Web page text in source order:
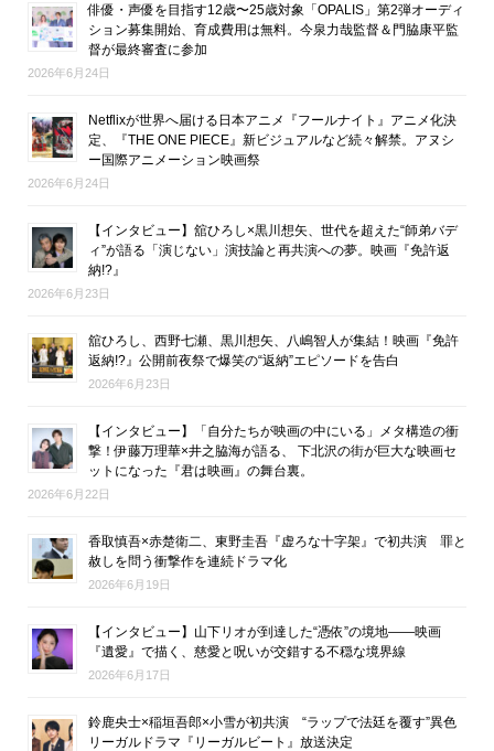
俳優・声優を目指す12歳〜25歳対象「OPALIS」第2弾オーディ
ション募集開始、育成費用は無料。今泉力哉監督＆門脇康平監
督が最終審査に参加
2026年6月24日
Netflixが世界へ届ける日本アニメ『フールナイト』アニメ化決
定、『THE ONE PIECE』新ビジュアルなど続々解禁。アヌシ
ー国際アニメーション映画祭
2026年6月24日
【インタビュー】舘ひろし×黒川想矢、世代を超えた“師弟バデ
ィ”が語る「演じない」演技論と再共演への夢。映画『免許返
納!?』
2026年6月23日
舘ひろし、西野七瀬、黒川想矢、八嶋智人が集結！映画『免許
返納!?』公開前夜祭で爆笑の“返納”エピソードを告白
2026年6月23日
【インタビュー】「自分たちが映画の中にいる」メタ構造の衝
撃！伊藤万理華×井之脇海が語る、 下北沢の街が巨大な映画セ
ットになった『君は映画』の舞台裏。
2026年6月22日
香取慎吾×赤楚衛二、東野圭吾『虚ろな十字架』で初共演 罪と
赦しを問う衝撃作を連続ドラマ化
2026年6月19日
【インタビュー】山下リオが到達した“憑依”の境地――映画
『遺愛』で描く、慈愛と呪いが交錯する不穏な境界線
2026年6月17日
鈴鹿央士×稲垣吾郎×小雪が初共演 “ラップで法廷を覆す”異色
リーガルドラマ『リーガルビート』放送決定